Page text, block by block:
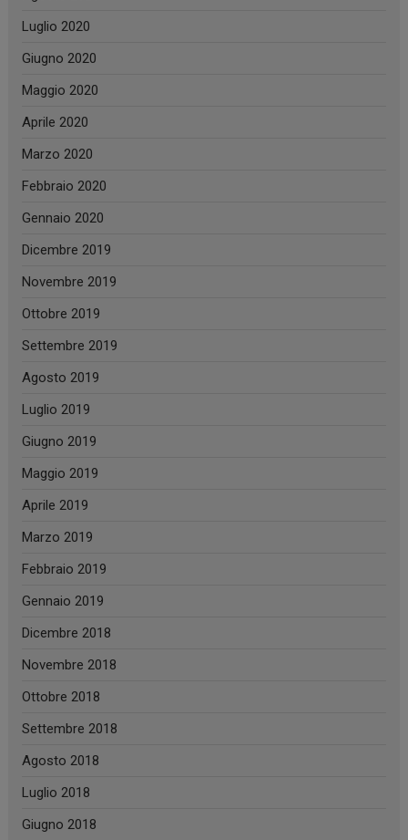
Luglio 2020
Giugno 2020
Maggio 2020
Aprile 2020
Marzo 2020
Febbraio 2020
Gennaio 2020
Dicembre 2019
Novembre 2019
Ottobre 2019
Settembre 2019
Agosto 2019
Luglio 2019
Giugno 2019
Maggio 2019
Aprile 2019
Marzo 2019
Febbraio 2019
Gennaio 2019
Dicembre 2018
Novembre 2018
Ottobre 2018
Settembre 2018
Agosto 2018
Luglio 2018
Giugno 2018